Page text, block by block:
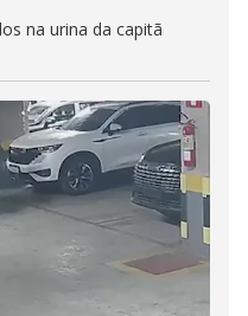
na urina da capitã